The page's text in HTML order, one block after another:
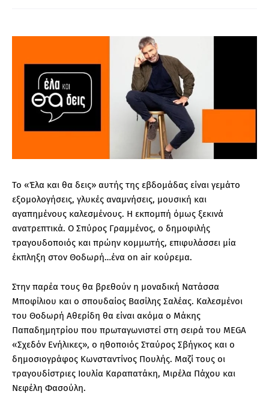
Το «Έλα και θα δεις» αυτής της εβδομάδας είναι γεμάτο
εξομολογήσεις, γλυκές αναμνήσεις, μουσική και
αγαπημένους καλεσμένους. Η εκπομπή όμως ξεκινά
ανατρεπτικά. Ο Σπύρος Γραμμένος, ο δημοφιλής
τραγουδοποιός και πρώην κομμωτής, επιφυλάσσει μία
έκπληξη στον Θοδωρή…ένα on air κούρεμα.
Στην παρέα τους θα βρεθούν η μοναδική Νατάσσα
Μποφίλιου και ο σπουδαίος Βασίλης Σαλέας. Καλεσμένοι
του Θοδωρή Αθερίδη θα είναι ακόμα ο Μάκης
Παπαδημητρίου που πρωταγωνιστεί στη σειρά του MEGA
«Σχεδόν Ενήλικες», ο ηθοποιός Σταύρος Σβήγκος και ο
δημοσιογράφος Κωνσταντίνος Πουλής. Μαζί τους οι
τραγουδίστριες Ιουλία Καραπατάκη, Μιρέλα Πάχου και
Νεφέλη Φασούλη.